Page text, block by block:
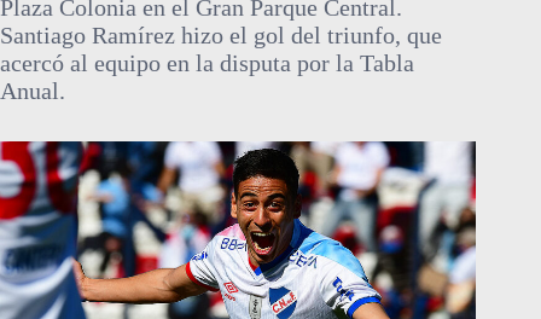
Plaza Colonia en el Gran Parque Central.
Santiago Ramírez hizo el gol del triunfo, que
acercó al equipo en la disputa por la Tabla
Anual.